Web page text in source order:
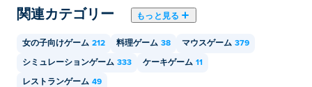
関連カテゴリー もっと見る
女の子向けゲーム 212 料理ゲーム 38 マウスゲーム 379
シミュレーションゲーム 333 ケーキゲーム 11
レストランゲーム 49